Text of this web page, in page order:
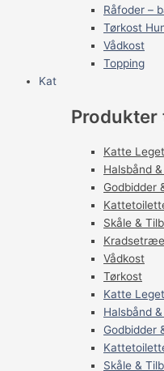
Råfoder –
Tørkost
Vådkost
Topping
Kat
Produkter
Katte
Halsbånd
Godbidder
Skåle &
Vådkost
Tørkost
Katte
Halsbånd
Godbidder
Skåle &